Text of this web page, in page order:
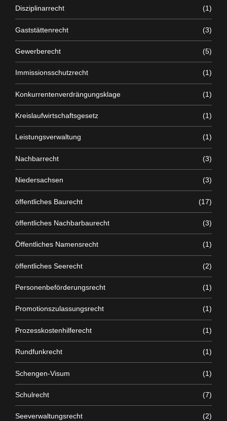
Disziplinarrecht (1)
Gaststättenrecht (3)
Gewerberecht (5)
Immissionsschutzrecht (1)
Konkurrentenverdrängungsklage (1)
Kreislaufwirtschaftsgesetz (1)
Leistungsverwaltung (1)
Nachbarrecht (3)
Niedersachsen (3)
öffentliches Baurecht (17)
öffentliches Nachbarbaurecht (3)
Öffentliches Namensrecht (1)
öffentliches Seerecht (2)
Personenbeförderungsrecht (1)
Promotionszulassungsrecht (1)
Prozesskostenhilferecht (1)
Rundfunkrecht (1)
Schengen-Visum (1)
Schulrecht (7)
Seeverwaltungsrecht (2)